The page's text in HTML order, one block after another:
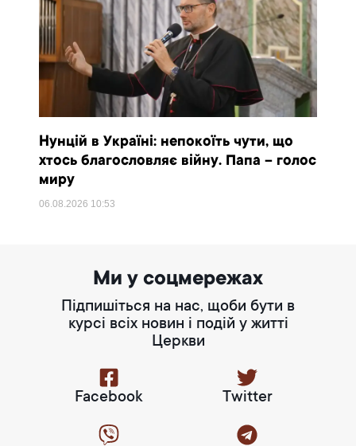
Нунцій в Україні: непокоїть чути, що
хтось благословляє війну. Папа – голос
миру
06.08.2026 10:53
Ми у соцмережах
Підпишіться на нас, щоби бути в
курсі всіх новин і подій у житті
Церкви
Facebook Twitter